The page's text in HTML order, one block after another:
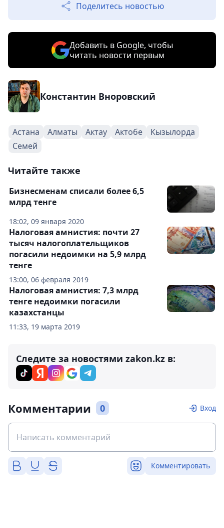
Поделитесь новостью
Добавить в Google, чтобы
читать новости первым
Константин Вноровский
Астана Алматы Актау Актобе
Кызылорда
Семей
Читайте также
18:02, 09 января 2020
Бизнесменам списали более 6,5
млрд тенге
13:00, 06 февраля 2019
Налоговая амнистия: почти 27
тысяч налогоплательщиков
погасили недоимки на 5,9 млрд
тенге
11:33, 19 марта 2019
Налоговая амнистия: 7,3 млрд
тенге недоимки погасили
казахстанцы
Следите за новостями zakon.kz в:
Комментарии 0 Вход
Комментировать